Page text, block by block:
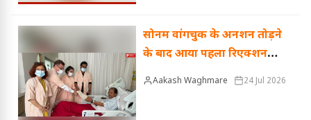
सोनम वांगचुक के अनशन तोड़ने
के बाद आया पहला रिएक्शन
कहा- कई शर्तों के....'
Aakash Waghmare 24 Jul 2026